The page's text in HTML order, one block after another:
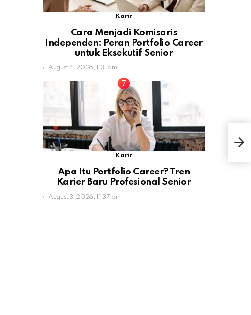
Karir
Cara Menjadi Komisaris
Independen: Peran Portfolio Career
untuk Eksekutif Senior
August 4, 2026, 1:31 am
Karir
Apa Itu Portfolio Career? Tren
Karier Baru Profesional Senior
August 3, 2026, 11:37 pm
7